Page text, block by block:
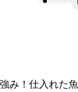
み！仕入れた